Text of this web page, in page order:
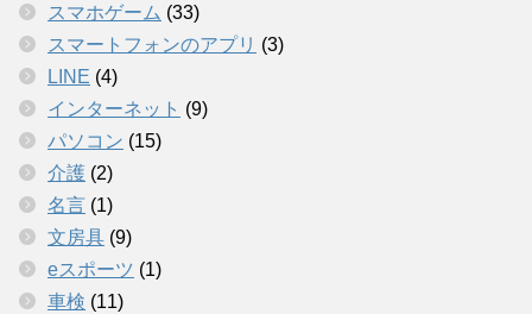
スマホゲーム (33)
スマートフォンのアプリ (3)
LINE (4)
インターネット (9)
パソコン (15)
介護 (2)
名言 (1)
文房具 (9)
eスポーツ (1)
車検 (11)